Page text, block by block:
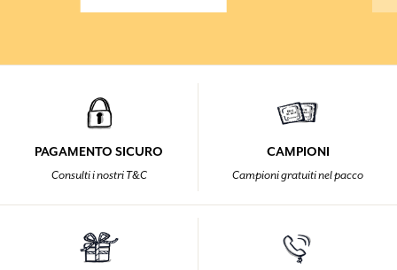
PAGAMENTO SICURO
Consulti i nostri T&C
CAMPIONI
Campioni gratuiti nel pacco